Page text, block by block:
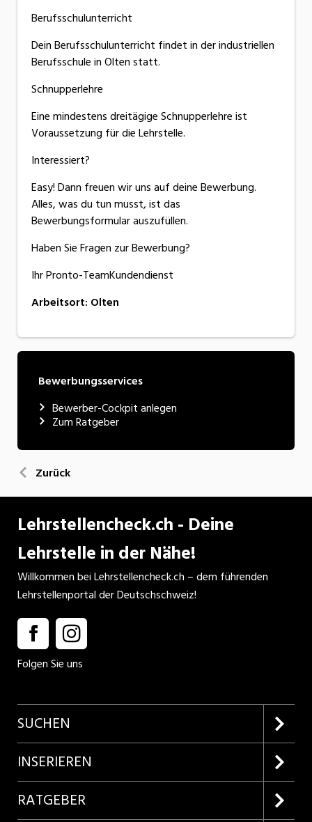
Berufsschulunterricht
Dein Berufsschulunterricht findet in der industriellen
Berufsschule in Olten statt.
Schnupperlehre
Eine mindestens dreitägige Schnupperlehre ist
Voraussetzung für die Lehrstelle.
Interessiert?
Easy! Dann freuen wir uns auf deine Bewerbung.
Alles, was du tun musst, ist das
Bewerbungsformular auszufüllen.
Haben Sie Fragen zur Bewerbung?
Ihr Pronto-TeamKundendienst
Arbeitsort: Olten
Bewerbungsservices
Bewerber-Cockpit anlegen
Zum Ratgeber
Zurück
Lehrstellencheck.ch - Deine
Lehrstelle in der Nähe!
Willkommen bei Lehrstellencheck.ch – dem führenden
Lehrstellenportal der Deutschschweiz!
Folgen Sie uns
SUCHEN
Firmenprofile entdecken
Lehrstellen suchen
INSERIEREN
Kundenlogin
RATGEBER